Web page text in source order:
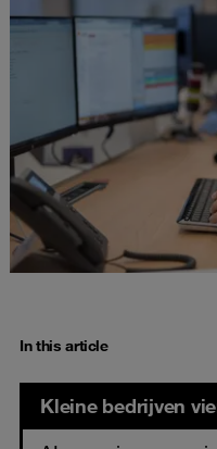
In this article
Kleine bedrijven